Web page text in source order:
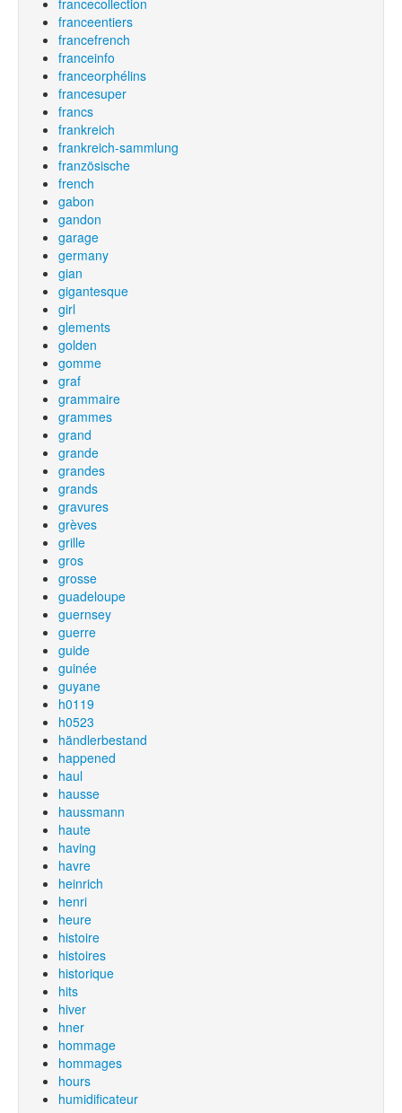
francecollection
franceentiers
francefrench
franceinfo
franceorphélins
francesuper
francs
frankreich
frankreich-sammlung
französische
french
gabon
gandon
garage
germany
gian
gigantesque
girl
glements
golden
gomme
graf
grammaire
grammes
grand
grande
grandes
grands
gravures
grèves
grille
gros
grosse
guadeloupe
guernsey
guerre
guide
guinée
guyane
h0119
h0523
händlerbestand
happened
haul
hausse
haussmann
haute
having
havre
heinrich
henri
heure
histoire
histoires
historique
hits
hiver
hner
hommage
hommages
hours
humidificateur